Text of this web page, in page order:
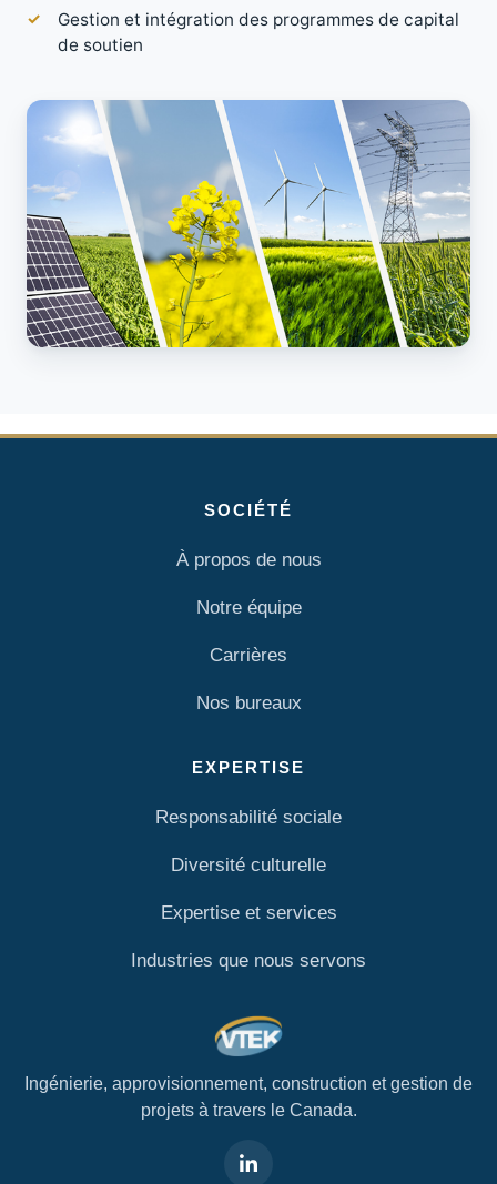
Gestion et intégration des programmes de capital
de soutien
SOCIÉTÉ
À propos de nous
Notre équipe
Carrières
Nos bureaux
EXPERTISE
Responsabilité sociale
Diversité culturelle
Expertise et services
Industries que nous servons
Ingénierie, approvisionnement, construction et gestion de
projets à travers le Canada.